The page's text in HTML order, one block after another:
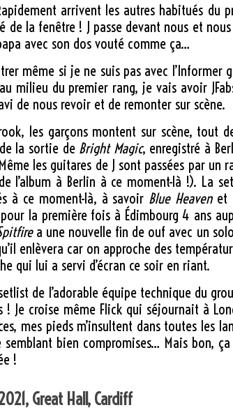
arrivent les autres habitués
de la fenêtre ! J passe devant nous et
avec son dos vouté comme ça…
même si je ne suis pas avec l’Informer
milieu du premier rang, je vais avoir
de nous revoir et de remonter sur scène.
les garçons montent sur scène, tout
la sortie de Bright Magic, enregistré à
les guitares de J sont passées par
l’album à Berlin à ce moment-là !). La
à ce moment-là, à savoir Blue Heavenet
la première fois à Édimbourg 4 ans
a une nouvelle fin de ouf avec un
enlèvera car on approche des
qui lui a servi d’écran ce soir en riant.
setlist de l’adorable équipe technique du
! Je croise même Flick qui séjournait à
mes pieds m’insultent dans toutes les
semblant bien compromises… Mais bon,
!
Great Hall, Cardiff